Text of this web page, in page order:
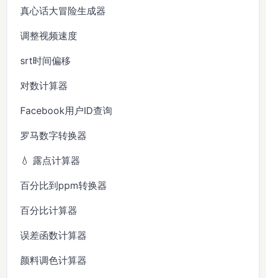
真心话大冒险生成器
调整视频速度
srt时间偏移
对数计算器
Facebook用户ID查询
罗马数字转换器
💧 露点计算器
百分比到ppm转换器
百分比计算器
误差函数计算器
颜料调色计算器